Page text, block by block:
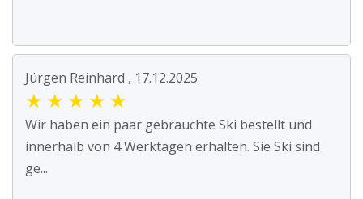
Jürgen Reinhard , 17.12.2025
★ ★ ★ ★ ★
Wir haben ein paar gebrauchte Ski bestellt und
innerhalb von 4 Werktagen erhalten. Sie Ski sind
ge...